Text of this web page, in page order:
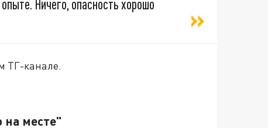
Ничего, опасность хорошо
ТГ-канале.
на месте"